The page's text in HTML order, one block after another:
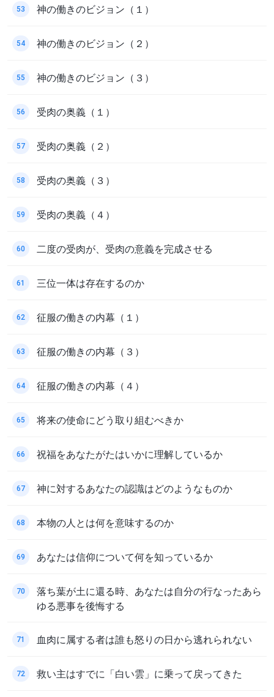
53 神の働きのビジョン（１）
54 神の働きのビジョン（２）
55 神の働きのビジョン（３）
56 受肉の奥義（１）
57 受肉の奥義（２）
58 受肉の奥義（３）
59 受肉の奥義（４）
60 二度の受肉が、受肉の意義を完成させる
61 三位一体は存在するのか
62 征服の働きの内幕（１）
63 征服の働きの内幕（３）
64 征服の働きの内幕（４）
65 将来の使命にどう取り組むべきか
66 祝福をあなたがたはいかに理解しているか
67 神に対するあなたの認識はどのようなものか
68 本物の人とは何を意味するのか
69 あなたは信仰について何を知っているか
70
落ち葉が土に還る時、あなたは自分の行なったあら
ゆる悪事を後悔する
71 血肉に属する者は誰も怒りの日から逃れられない
72 救い主はすでに「白い雲」に乗って戻ってきた